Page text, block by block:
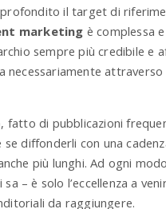
il target di
marketing è complessa
sempre più credibile e
necessariamente
fatto di pubblicazioni
diffonderli con una
più lunghi. Ad ogni
– è solo l’eccellenza a
da raggiungere.